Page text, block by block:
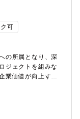
強みを活かして、
メーションを企
のあるポジション
ング、販売、サス
い、クライアント
域への転換の両輪
ことができ、市場
可
の所属となり、深
ジェクトを組みな
業価値が向上する
ます。お客様のビ
援から、将来の収
ル化・グローバル